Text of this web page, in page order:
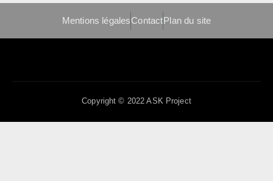
Mentions légalesContactPlan du site
Copyright © 2022 ASK Project